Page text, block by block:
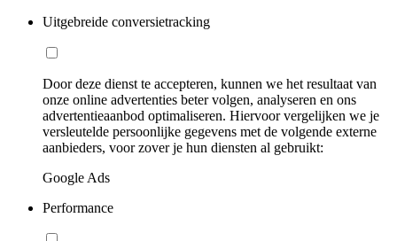
Uitgebreide conversietracking
Door deze dienst te accepteren, kunnen we het resultaat van
onze online advertenties beter volgen, analyseren en ons
advertentieaanbod optimaliseren. Hiervoor vergelijken we je
versleutelde persoonlijke gegevens met de volgende externe
aanbieders, voor zover je hun diensten al gebruikt:
Google Ads
Performance